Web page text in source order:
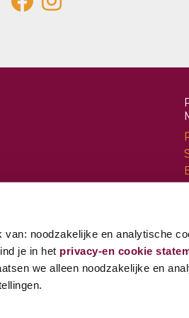
van: noodzakelijke en analytische
je in het privacy-en cookie
we alleen noodzakelijke en